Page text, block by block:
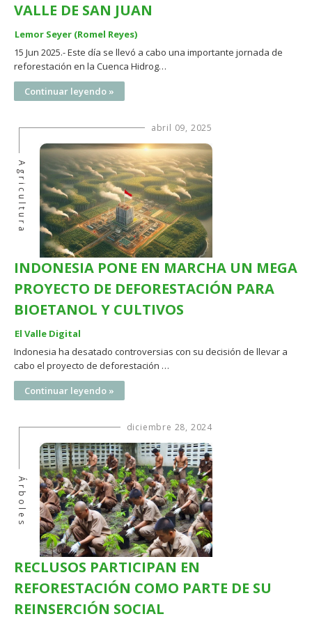
VALLE DE SAN JUAN
Lemor Seyer (Romel Reyes)
15 Jun 2025.- Este día se llevó a cabo una importante jornada de
reforestación en la Cuenca Hidrog…
Continuar leyendo »
abril 09, 2025
Agricultura
INDONESIA PONE EN MARCHA UN MEGA
PROYECTO DE DEFORESTACIÓN PARA
BIOETANOL Y CULTIVOS
El Valle Digital
Indonesia ha desatado controversias con su decisión de llevar a
cabo el proyecto de deforestación …
Continuar leyendo »
diciembre 28, 2024
Árboles
RECLUSOS PARTICIPAN EN
REFORESTACIÓN COMO PARTE DE SU
REINSERCIÓN SOCIAL